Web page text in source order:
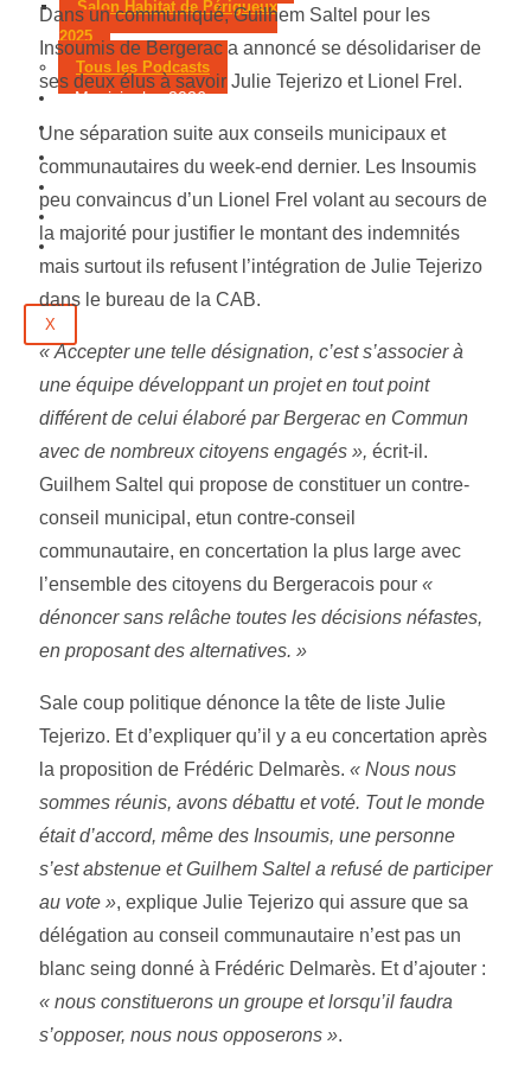
Salon Habitat de Périgueux
2025
Tous les Podcasts
Municipales 2026
Jeux
Partenaires
Contact
X
Dans un communiqué, Guilhem Saltel pour les
Insoumis de Bergerac a annoncé se désolidariser de
ses deux élus à savoir Julie Tejerizo et Lionel Frel.
Une séparation suite aux conseils municipaux et
communautaires du week-end dernier. Les Insoumis
peu convaincus d’un Lionel Frel volant au secours de
la majorité pour justifier le montant des indemnités
mais surtout ils refusent l’intégration de Julie Tejerizo
dans le bureau de la CAB.
« Accepter une telle désignation, c’est s’associer à
une équipe développant un projet en tout point
différent de celui élaboré par Bergerac en Commun
avec de nombreux citoyens engagés », écrit-il.
Guilhem Saltel qui propose de constituer un contre-
conseil municipal, etun contre-conseil
communautaire, en concertation la plus large avec
l’ensemble des citoyens du Bergeracois pour «
dénoncer sans relâche toutes les décisions néfastes,
en proposant des alternatives. »
Sale coup politique dénonce la tête de liste Julie
Tejerizo. Et d’expliquer qu’il y a eu concertation après
la proposition de Frédéric Delmarès. « Nous nous
sommes réunis, avons débattu et voté. Tout le monde
était d’accord, même des Insoumis, une personne
s’est abstenue et Guilhem Saltel a refusé de participer
au vote », explique Julie Tejerizo qui assure que sa
délégation au conseil communautaire n’est pas un
blanc seing donné à Frédéric Delmarès. Et d’ajouter :
« nous constituerons un groupe et lorsqu’il faudra
s’opposer, nous nous opposerons ».